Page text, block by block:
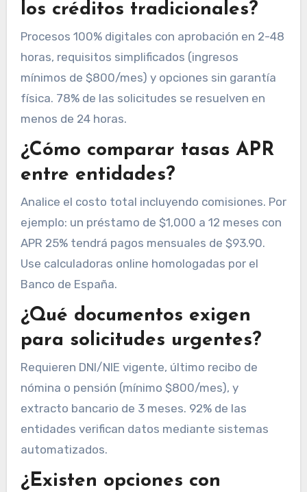
los créditos tradicionales?
Procesos 100% digitales con aprobación en 2-48
horas, requisitos simplificados (ingresos
mínimos de $800/mes) y opciones sin garantía
física. 78% de las solicitudes se resuelven en
menos de 24 horas.
¿Cómo comparar tasas APR
entre entidades?
Analice el costo total incluyendo comisiones. Por
ejemplo: un préstamo de $1,000 a 12 meses con
APR 25% tendrá pagos mensuales de $93.90.
Use calculadoras online homologadas por el
Banco de España.
¿Qué documentos exigen
para solicitudes urgentes?
Requieren DNI/NIE vigente, último recibo de
nómina o pensión (mínimo $800/mes), y
extracto bancario de 3 meses. 92% de las
entidades verifican datos mediante sistemas
automatizados.
¿Existen opciones con